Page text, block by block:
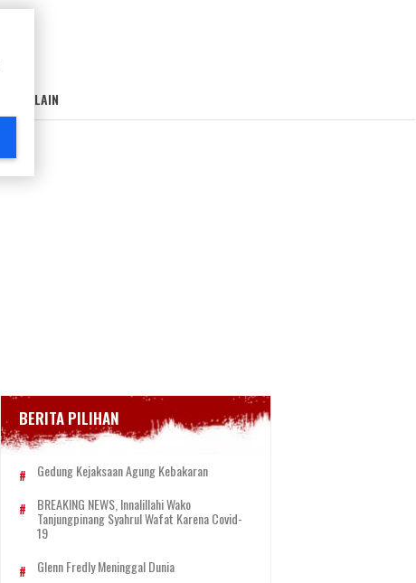
LAIN-LAIN
BERITA PILIHAN
Gedung Kejaksaan Agung Kebakaran
BREAKING NEWS, Innalillahi Wako
Tanjungpinang Syahrul Wafat Karena Covid-
19
Glenn Fredly Meninggal Dunia